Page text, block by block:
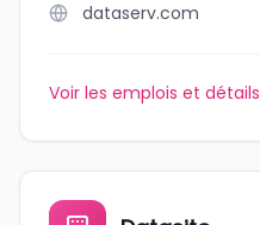
dataserv.com
Voir les emplois et détails